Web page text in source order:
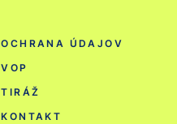
OCHRANA ÚDAJOV
VOP
TIRÁŽ
KONTAKT